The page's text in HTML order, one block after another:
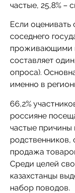
частые, 25,8% –
Если
соседнего
проживающими
составляет
опроса).
именно в
66,2%
россияне
частые причины
родственников,
продажа
Среди целей
казахстанцы
набор поводов.